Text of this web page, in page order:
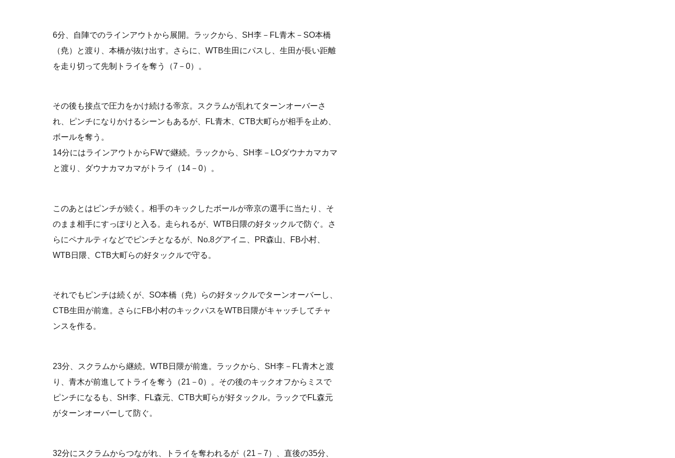
6分、自陣でのラインアウトから展開。ラックから、SH李－FL青木－SO本橋
（尭）と渡り、本橋が抜け出す。さらに、WTB生田にパスし、生田が長い距離
を走り切って先制トライを奪う（7－0）。
その後も接点で圧力をかけ続ける帝京。スクラムが乱れてターンオーバーさ
れ、ピンチになりかけるシーンもあるが、FL青木、CTB大町らが相手を止め、
ボールを奪う。
14分にはラインアウトからFWで継続。ラックから、SH李－LOダウナカマカマ
と渡り、ダウナカマカマがトライ（14－0）。
このあとはピンチが続く。相手のキックしたボールが帝京の選手に当たり、そ
のまま相手にすっぽりと入る。走られるが、WTB日隈の好タックルで防ぐ。さ
らにペナルティなどでピンチとなるが、No.8グアイニ、PR森山、FB小村、
WTB日隈、CTB大町らの好タックルで守る。
それでもピンチは続くが、SO本橋（尭）らの好タックルでターンオーバーし、
CTB生田が前進。さらにFB小村のキックパスをWTB日隈がキャッチしてチャ
ンスを作る。
23分、スクラムから継続。WTB日隈が前進。ラックから、SH李－FL青木と渡
り、青木が前進してトライを奪う（21－0）。その後のキックオフからミスで
ピンチになるも、SH李、FL森元、CTB大町らが好タックル。ラックでFL森元
がターンオーバーして防ぐ。
32分にスクラムからつながれ、トライを奪われるが（21－7）、直後の35分、